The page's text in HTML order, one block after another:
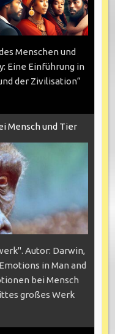
Menschen und
Eine Einführung in
der Zivilisation“
Mensch und Tier
Autor: Darwin,
in Man and
bei Mensch
großes Werk